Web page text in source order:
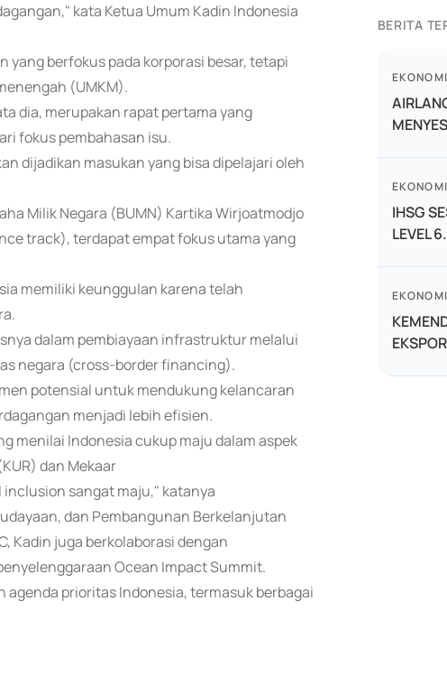
kata Ketua Umum Kadin Indonesia
berfokus pada korporasi besar, tetapi
(UMKM).
dia, merupakan rapat pertama yang
fokus pembahasan isu.
dijadikan masukan yang bisa dipelajari oleh
Milik Negara (BUMN) Kartika Wirjoatmodjo
track), terdapat empat fokus utama yang
memiliki keunggulan karena telah
dalam pembiayaan infrastruktur melalui
negara (cross-border financing).
potensial untuk mendukung kelancaran
menjadi lebih efisien.
menilai Indonesia cukup maju dalam aspek
dan Mekaar
sangat maju," katanya
dan Pembangunan Berkelanjutan
Kadin juga berkolaborasi dengan
Ocean Impact Summit.
prioritas Indonesia, termasuk berbagai
BERITA
IHSG
LEVEL